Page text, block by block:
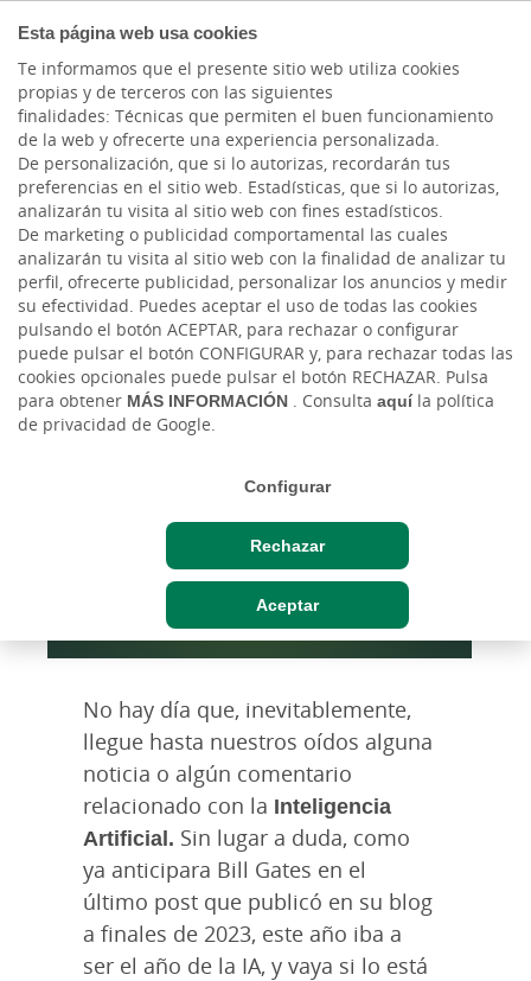
Esta página web usa cookies
Te informamos que el presente sitio web utiliza cookies
propias y de terceros con las siguientes
finalidades: Técnicas que permiten el buen funcionamiento
de la web y ofrecerte una experiencia personalizada.
De personalización, que si lo autorizas, recordarán tus
preferencias en el sitio web. Estadísticas, que si lo autorizas,
analizarán tu visita al sitio web con fines estadísticos.
De marketing o publicidad comportamental las cuales
analizarán tu visita al sitio web con la finalidad de analizar tu
perfil, ofrecerte publicidad, personalizar los anuncios y medir
su efectividad. Puedes aceptar el uso de todas las cookies
pulsando el botón ACEPTAR, para rechazar o configurar
puede pulsar el botón CONFIGURAR y, para rechazar todas las
cookies opcionales puede pulsar el botón RECHAZAR. Pulsa
para obtener MÁS INFORMACIÓN . Consulta aquíla política
de privacidad de Google.
Configurar
Rechazar
Aceptar
Actualidad
Inteligencia Artificial vs
Ciberseguridad
Mar, 12/11/2024 - 12:00
No hay día que, inevitablemente,
llegue hasta nuestros oídos alguna
noticia o algún comentario
relacionado con la Inteligencia
Artificial. Sin lugar a duda, como
ya anticipara Bill Gates en el
último post que publicó en su blog
a finales de 2023, este año iba a
ser el año de la IA, y vaya si lo está